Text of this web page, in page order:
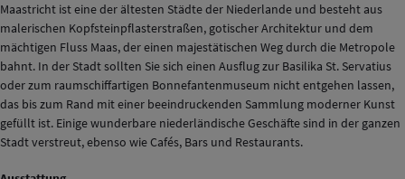
Maastricht ist eine der ältesten Städte der Niederlande und besteht aus
malerischen Kopfsteinpflasterstraßen, gotischer Architektur und dem
mächtigen Fluss Maas, der einen majestätischen Weg durch die Metropole
bahnt. In der Stadt sollten Sie sich einen Ausflug zur Basilika St. Servatius
oder zum raumschiffartigen Bonnefantenmuseum nicht entgehen lassen,
das bis zum Rand mit einer beeindruckenden Sammlung moderner Kunst
gefüllt ist. Einige wunderbare niederländische Geschäfte sind in der ganzen
Stadt verstreut, ebenso wie Cafés, Bars und Restaurants.